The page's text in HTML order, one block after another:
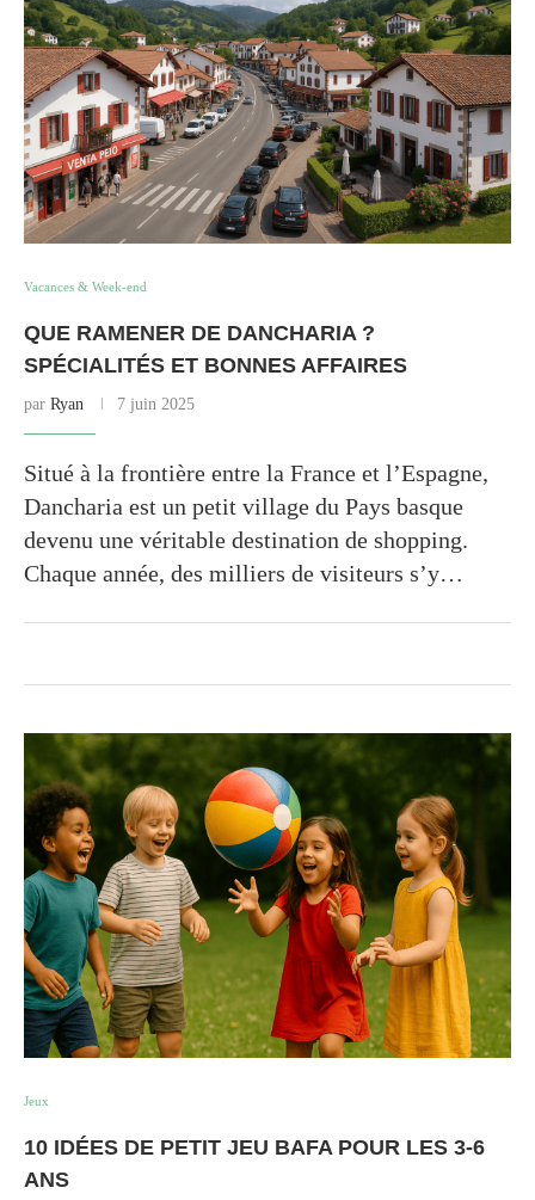
Vacances & Week-end
QUE RAMENER DE DANCHARIA ?
SPÉCIALITÉS ET BONNES AFFAIRES
par Ryan 7 juin 2025
Situé à la frontière entre la France et l’Espagne,
Dancharia est un petit village du Pays basque
devenu une véritable destination de shopping.
Chaque année, des milliers de visiteurs s’y…
Jeux
10 IDÉES DE PETIT JEU BAFA POUR LES 3-6
ANS